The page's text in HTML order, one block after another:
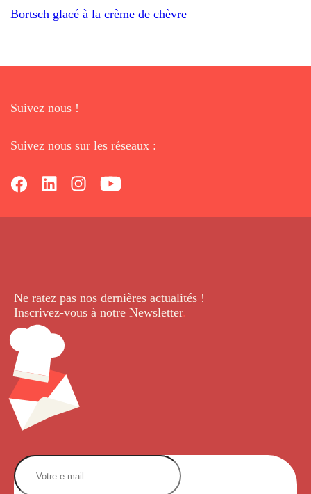
Bortsch glacé à la crème de chèvre
Suivez nous !
Suivez nous sur les réseaux :
Ne ratez pas nos dernières actualités !
Inscrivez-vous à notre Newsletter.